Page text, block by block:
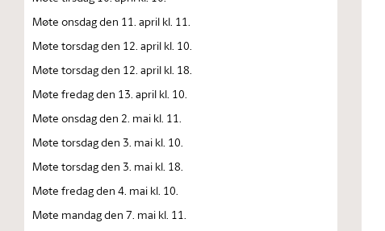
Møte onsdag den 11. april kl. 11.
Møte torsdag den 12. april kl. 10.
Møte torsdag den 12. april kl. 18.
Møte fredag den 13. april kl. 10.
Møte onsdag den 2. mai kl. 11.
Møte torsdag den 3. mai kl. 10.
Møte torsdag den 3. mai kl. 18.
Møte fredag den 4. mai kl. 10.
Møte mandag den 7. mai kl. 11.